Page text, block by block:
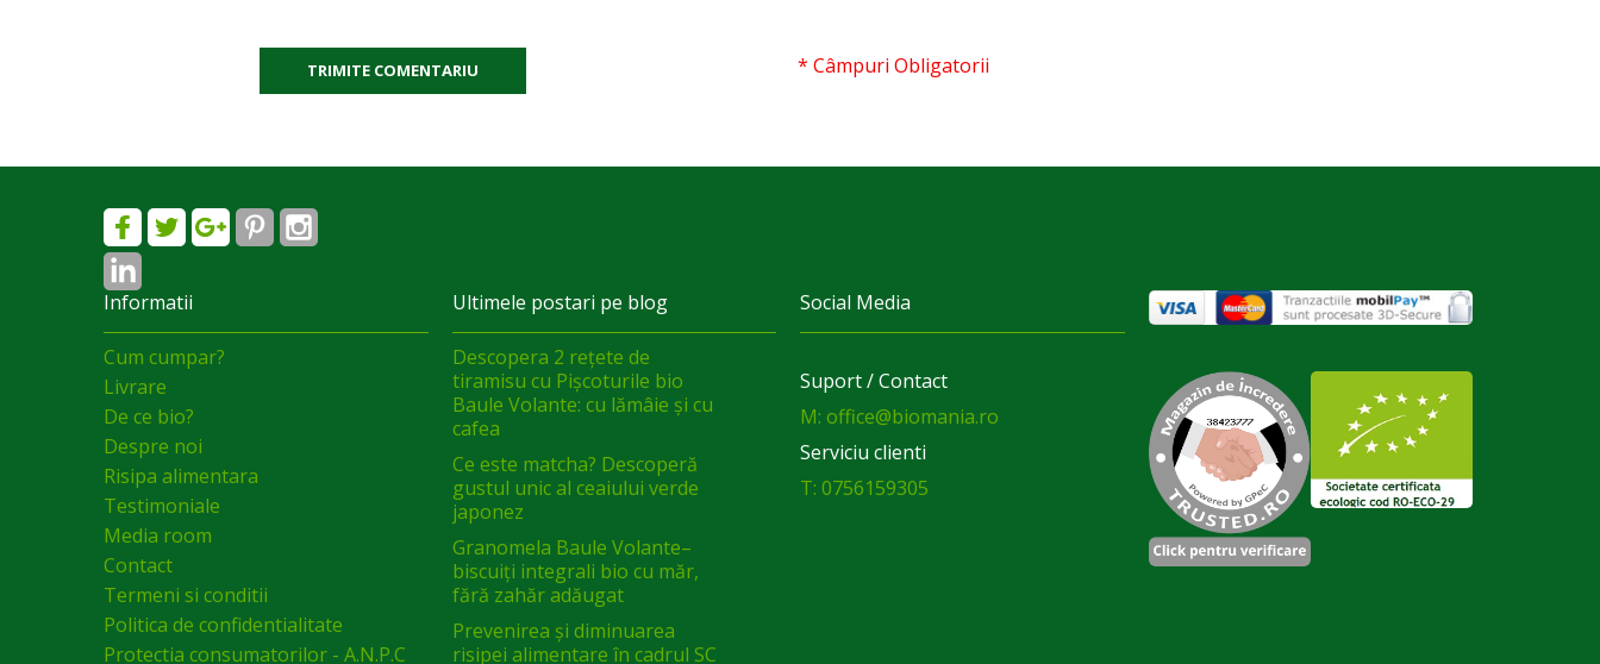
* Câmpuri Obligatorii
TRIMITE COMENTARIU
Informatii
Cum cumpar?
Livrare
De ce bio?
Despre noi
Risipa alimentara
Testimoniale
Media room
Contact
Termeni si conditii
Politica de confidentialitate
Protectia consumatorilor - A.N.P.C
Ultimele postari pe blog
Descopera 2 rețete de
tiramisu cu Pișcoturile bio
Baule Volante: cu lămâie și cu
cafea
Ce este matcha? Descoperă
gustul unic al ceaiului verde
japonez
Granomela Baule Volante–
biscuiți integrali bio cu măr,
fără zahăr adăugat
Prevenirea și diminuarea
risipei alimentare în cadrul SC
Social Media
Suport / Contact
M: office@biomania.ro
Serviciu clienti
T: 0756159305